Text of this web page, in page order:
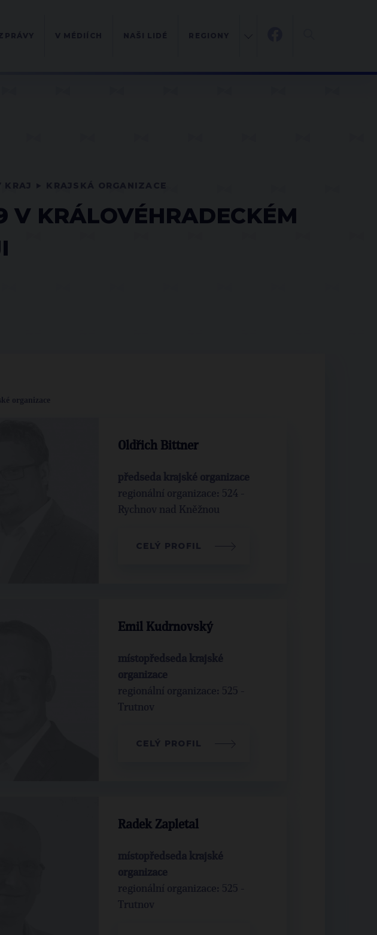
V KRÁLOVÉHRADECKÉM
organizace
Oldřich Bittner
předseda krajské organizace
regionální organizace: 524 -
Rychnov nad Kněžnou
CELÝ PROFIL
Emil Kudrnovský
místopředseda krajské
organizace
regionální organizace: 525 -
Trutnov
CELÝ PROFIL
Radek Zapletal
místopředseda krajské
organizace
regionální organizace: 525 -
Trutnov